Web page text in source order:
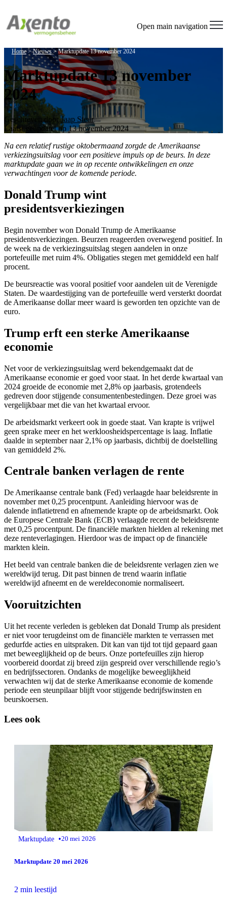
Open main navigation
Home>Nieuws >Marktupdate 13 november 2024
Marktupdate 13 november
2024
Geschreven doorJaap Steur
Laatst geüpdatet op 13 november 2024
Na een relatief rustige oktobermaand zorgde de Amerikaanse
verkiezingsuitslag voor een positieve impuls op de beurs. In deze
marktupdate gaan we in op recente ontwikkelingen en onze
verwachtingen voor de komende periode.
Donald Trump wint
presidentsverkiezingen
Begin november won Donald Trump de Amerikaanse
presidentsverkiezingen. Beurzen reageerden overwegend positief. In
de week na de verkiezingsuitslag stegen aandelen in onze
portefeuille met ruim 4%. Obligaties stegen met gemiddeld een half
procent.
De beursreactie was vooral positief voor aandelen uit de Verenigde
Staten. De waardestijging van de portefeuille werd versterkt doordat
de Amerikaanse dollar meer waard is geworden ten opzichte van de
euro.
Trump erft een sterke Amerikaanse
economie
Net voor de verkiezingsuitslag werd bekendgemaakt dat de
Amerikaanse economie er goed voor staat. In het derde kwartaal van
2024 groeide de economie met 2,8% op jaarbasis, grotendeels
gedreven door stijgende consumentenbestedingen. Deze groei was
vergelijkbaar met die van het kwartaal ervoor.
De arbeidsmarkt verkeert ook in goede staat. Van krapte is vrijwel
geen sprake meer en het werkloosheidspercentage is laag. Inflatie
daalde in september naar 2,1% op jaarbasis, dichtbij de doelstelling
van gemiddeld 2%.
Centrale banken verlagen de rente
De Amerikaanse centrale bank (Fed) verlaagde haar beleidsrente in
november met 0,25 procentpunt. Aanleiding hiervoor was de
dalende inflatietrend en afnemende krapte op de arbeidsmarkt. Ook
de Europese Centrale Bank (ECB) verlaagde recent de beleidsrente
met 0,25 procentpunt. De financiële markten hielden al rekening met
deze renteverlagingen. Hierdoor was de impact op de financiële
markten klein.
Het beeld van centrale banken die de beleidsrente verlagen zien we
wereldwijd terug. Dit past binnen de trend waarin inflatie
wereldwijd afneemt en de wereldeconomie normaliseert.
Vooruitzichten
Uit het recente verleden is gebleken dat Donald Trump als president
er niet voor terugdeinst om de financiële markten te verrassen met
gedurfde acties en uitspraken. Dit kan van tijd tot tijd gepaard gaan
met beweeglijkheid op de beurs. Onze portefeuilles zijn hierop
voorbereid doordat zij breed zijn gespreid over verschillende regio’s
en bedrijfssectoren. Ondanks de mogelijke beweeglijkheid
verwachten wij dat de sterke Amerikaanse economie de komende
periode een steunpilaar blijft voor stijgende bedrijfswinsten en
beurskoersen.
Lees ook
Marktupdate •20 mei 2026
Marktupdate 20 mei 2026
2 min leestijd